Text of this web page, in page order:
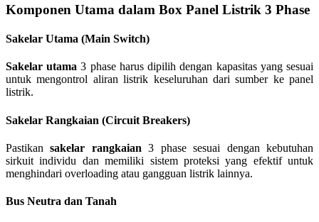
Komponen Utama dalam Box Panel Listrik 3 Phase
Sakelar Utama (Main Switch)
Sakelar utama 3 phase harus dipilih dengan kapasitas yang sesuai
untuk mengontrol aliran listrik keseluruhan dari sumber ke panel
listrik.
Sakelar Rangkaian (Circuit Breakers)
Pastikansakelar rangkaian 3 phase sesuai dengan kebutuhan
sirkuit individu dan memiliki sistem proteksi yang efektif untuk
menghindari overloading atau gangguan listrik lainnya.
Bus Neutra dan Tanah